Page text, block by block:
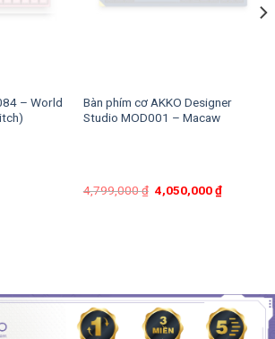
– World
Bàn phím cơ AKKO Designer
Studio MOD001 – Macaw
4,799,000₫ 4,050,000₫